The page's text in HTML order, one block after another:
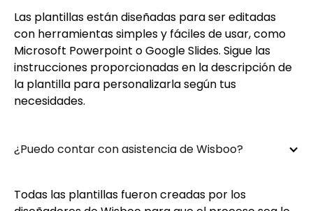
Las plantillas están diseñadas para ser editadas
con herramientas simples y fáciles de usar, como
Microsoft Powerpoint o Google Slides. Sigue las
instrucciones proporcionadas en la descripción de
la plantilla para personalizarla según tus
necesidades.
¿Puedo contar con asistencia de Wisboo?
Todas las plantillas fueron creadas por los